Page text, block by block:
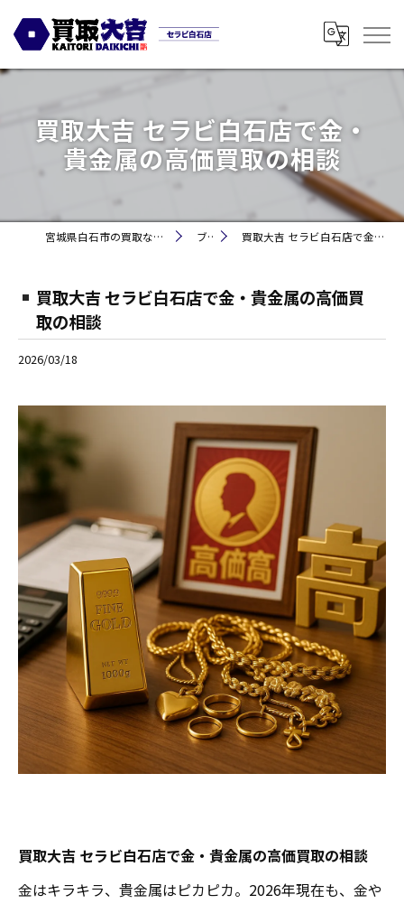
買取大吉 セラビ白石店で金・
貴金属の高価買取の相談
宮城県白石市の買取なら買取大吉セラビ白石店 ブログ 買取大吉 セラビ白石店で金・貴金属の高価買取の相談
買取大吉 セラビ白石店で金・貴金属の高価買
取の相談
2026/03/18
買取大吉 セラビ白石店で金・貴金属の高価買取の相談
金はキラキラ、貴金属はピカピカ。2026年現在も、金や